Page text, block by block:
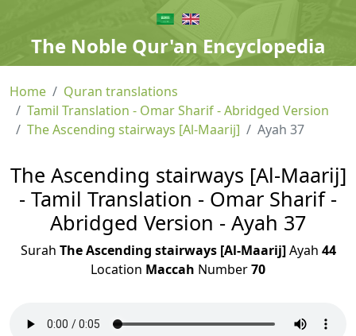
The Noble Qur'an Encyclopedia
Home
Quran translations
Tamil Translation - Omar Sharif - Abridged Version
The Ascending stairways [Al-Maarij]
Ayah 37
The Ascending stairways [Al-Maarij]
- Tamil Translation - Omar Sharif -
Abridged Version - Ayah 37
Surah The Ascending stairways [Al-Maarij]Ayah 44
Location Maccah Number70